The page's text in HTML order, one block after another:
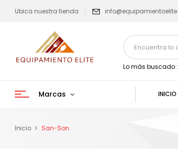
Ubica nuestra tienda
Lo más buscado :
Marcas INICIO
Inicio San-Son